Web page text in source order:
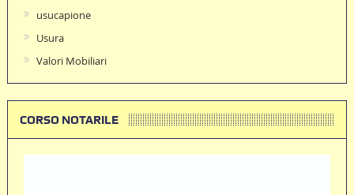
usucapione
Usura
Valori Mobiliari
CORSO NOTARILE